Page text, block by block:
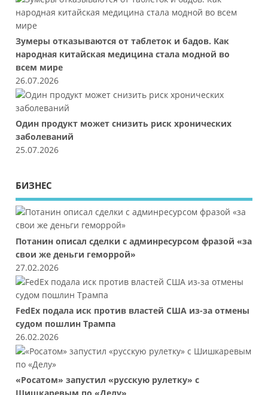
Зумеры отказываются от таблеток и бадов. Как
народная китайская медицина стала модной во
всем мире
26.07.2026
Один продукт может снизить риск хронических
заболеваний
25.07.2026
БИЗНЕС
Потанин описал сделки с админресурсом фразой «за
свои же деньги геморрой»
27.02.2026
FedEx подала иск против властей США из-за отмены
судом пошлин Трампа
26.02.2026
«Росатом» запустил «русскую рулетку» с